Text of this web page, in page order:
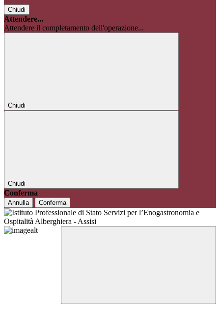
Chiudi
Attendere...
Attendere il completamento dell'operazione...
Chiudi
Chiudi
Conferma
Annulla Conferma